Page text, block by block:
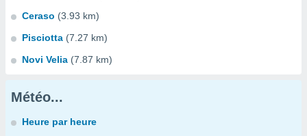
Ceraso (3.93 km)
Pisciotta (7.27 km)
Novi Velia (7.87 km)
Météo...
Heure par heure